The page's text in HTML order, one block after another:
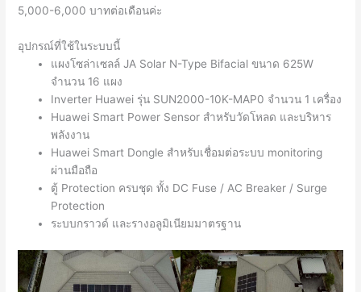
5,000-6,000 บาทต่อเดือนค่ะ
อุปกรณ์ที่ใช้ในระบบนี้
แผงโซล่าเซลล์ JA Solar N-Type Bifacial ขนาด 625W
จำนวน 16 แผง
Inverter Huawei รุ่น SUN2000-10K-MAP0 จำนวน 1 เครื่อง
Huawei Smart Power Sensor สำหรับวัดโหลด และบริหาร
พลังงาน
Huawei Smart Dongle สำหรับเชื่อมต่อระบบ monitoring
ผ่านมือถือ
ตู้ Protection ครบชุด ทั้ง DC Fuse / AC Breaker / Surge
Protection
ระบบกราวด์ และรางอลูมิเนียมมาตรฐาน